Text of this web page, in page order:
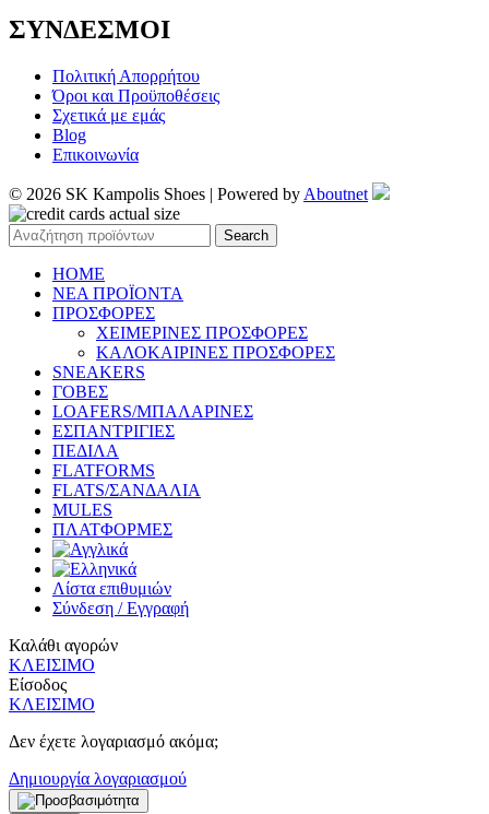
ΣΥΝΔΕΣΜΟΙ
Πολιτική Απορρήτου
Όροι και Προϋποθέσεις
Σχετικά με εμάς
Blog
Επικοινωνία
© 2026 SK Kampolis Shoes | Powered by Aboutnet
Search
HOME
ΝΕΑ ΠΡΟΪΟΝΤΑ
ΠΡΟΣΦΟΡΕΣ
ΧΕΙΜΕΡΙΝΕΣ ΠΡΟΣΦΟΡΕΣ
ΚΑΛΟΚΑΙΡΙΝΕΣ ΠΡΟΣΦΟΡΕΣ
SNEAKERS
ΓΟΒΕΣ
LOAFERS/ΜΠΑΛΑΡΙΝΕΣ
ΕΣΠΑΝΤΡΙΓΙΕΣ
ΠΕΔΙΛΑ
FLATFORMS
FLATS/ΣΑΝΔΑΛΙΑ
MULES
ΠΛΑΤΦΟΡΜΕΣ
Λίστα επιθυμιών
Σύνδεση / Εγγραφή
Καλάθι αγορών
ΚΛΕΙΣΙΜΟ
Είσοδος
ΚΛΕΙΣΙΜΟ
Δεν έχετε λογαριασμό ακόμα;
Δημιουργία λογαριασμού